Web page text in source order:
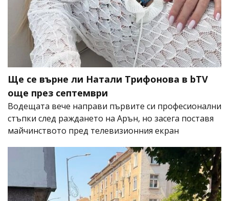
Ще се върне ли Натали Трифонова в bTV
още през септември
Водещата вече направи първите си професионални
стъпки след раждането на Арън, но засега поставя
майчинството пред телевизионния екран